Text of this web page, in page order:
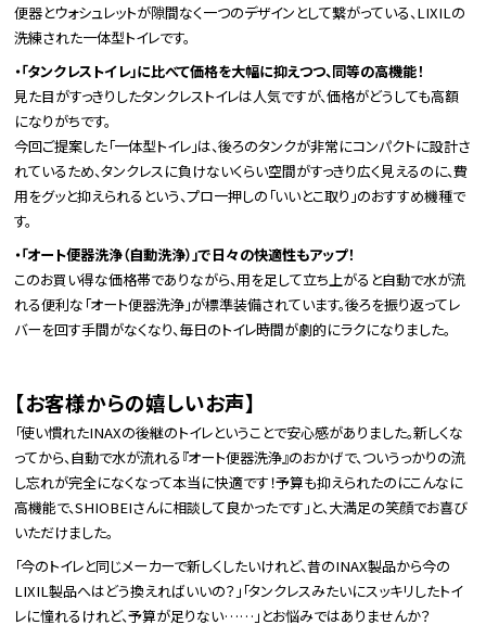
便器とウォシュレットが隙間なく一つのデザインとして繋がっている、LIXILの
洗練された一体型トイレです。
・「タンクレストイレ」に比べて価格を大幅に抑えつつ、同等の高機能！
見た目がすっきりしたタンクレストイレは人気ですが、価格がどうしても高額
になりがちです。
今回ご提案した「一体型トイレ」は、後ろのタンクが非常にコンパクトに設計さ
れているため、タンクレスに負けないくらい空間がすっきり広く見えるのに、費
用をグッと抑えられるという、プロ一押しの「いいとこ取り」のおすすめ機種で
す。
・「オート便器洗浄（自動洗浄）」で日々の快適性もアップ！
このお買い得な価格帯でありながら、用を足して立ち上がると自動で水が流
れる便利な「オート便器洗浄」が標準装備されています。後ろを振り返ってレ
バーを回す手間がなくなり、毎日のトイレ時間が劇的にラクになりました。
【お客様からの嬉しいお声】
「使い慣れたINAXの後継のトイレということで安心感がありました。新しくな
ってから、自動で水が流れる『オート便器洗浄』のおかげで、ついうっかりの流
し忘れが完全になくなって本当に快適です！予算も抑えられたのにこんなに
高機能で、SHIOBEIさんに相談して良かったです」と、大満足の笑顔でお喜び
いただけました。
「今のトイレと同じメーカーで新しくしたいけれど、昔のINAX製品から今の
LIXIL製品へはどう換えればいいの？」「タンクレスみたいにスッキリしたトイ
レに憧れるけれど、予算が足りない……」とお悩みではありませんか？